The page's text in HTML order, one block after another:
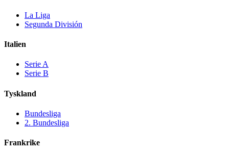
La Liga
Segunda División
Italien
Serie A
Serie B
Tyskland
Bundesliga
2. Bundesliga
Frankrike